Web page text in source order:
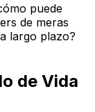
puede
de meras
largo plazo?
de Vida